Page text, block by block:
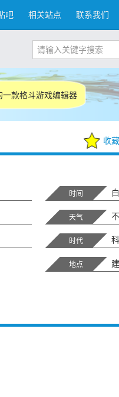
吧 相关站点 联系我们
款格斗游戏编辑器
收藏
时间
天气
时代
地点